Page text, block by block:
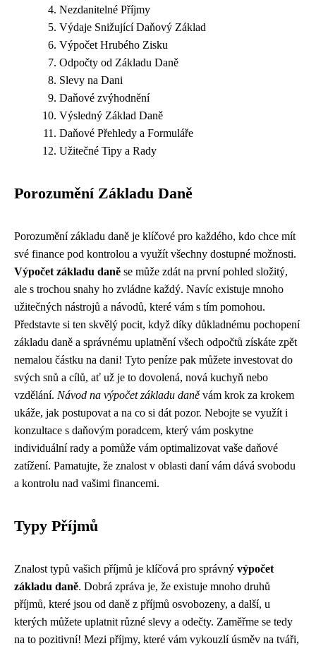
Nezdanitelné Příjmy
Výdaje Snižující Daňový Základ
Výpočet Hrubého Zisku
Odpočty od Základu Daně
Slevy na Dani
Daňové zvýhodnění
Výsledný Základ Daně
Daňové Přehledy a Formuláře
Užitečné Tipy a Rady
Porozumění Základu Daně
Porozumění základu daně je klíčové pro každého, kdo chce mít
své finance pod kontrolou a využít všechny dostupné možnosti.
Výpočet základu daně se může zdát na první pohled složitý,
ale s trochou snahy ho zvládne každý. Navíc existuje mnoho
užitečných nástrojů a návodů, které vám s tím pomohou.
Představte si ten skvělý pocit, když díky důkladnému pochopení
základu daně a správnému uplatnění všech odpočtů získáte zpět
nemalou částku na dani! Tyto peníze pak můžete investovat do
svých snů a cílů, ať už je to dovolená, nová kuchyň nebo
vzdělání. Návod na výpočet základu daně vám krok za krokem
ukáže, jak postupovat a na co si dát pozor. Nebojte se využít i
konzultace s daňovým poradcem, který vám poskytne
individuální rady a pomůže vám optimalizovat vaše daňové
zatížení. Pamatujte, že znalost v oblasti daní vám dává svobodu
a kontrolu nad vašimi financemi.
Typy Příjmů
Znalost typů vašich příjmů je klíčová pro správný výpočet
základu daně. Dobrá zpráva je, že existuje mnoho druhů
příjmů, které jsou od daně z příjmů osvobozeny, a další, u
kterých můžete uplatnit různé slevy a odečty. Zaměřme se tedy
na to pozitivní! Mezi příjmy, které vám vykouzlí úsměv na tváři,